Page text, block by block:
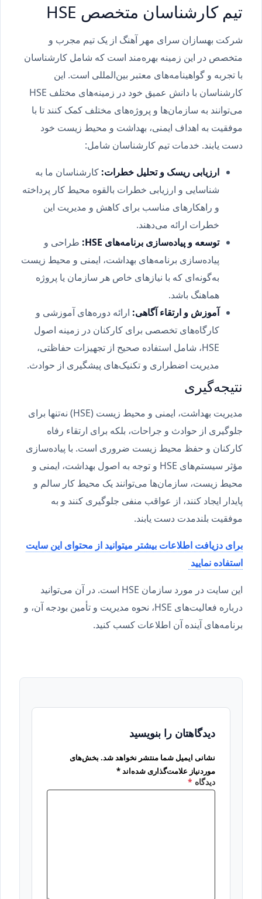
تیم کارشناسان متخصص HSE
شرکت بهسازان سرای مهر آهنگ از یک تیم مجرب و
متخصص در این زمینه بهره‌مند است که شامل کارشناسان
با تجربه و گواهینامه‌های معتبر بین‌المللی است. این
کارشناسان با دانش عمیق خود در زمینه‌های مختلف HSE
می‌توانند به سازمان‌ها و پروژه‌های مختلف کمک کنند تا با
موفقیت به اهداف ایمنی، بهداشت و محیط زیست خود
دست یابند. خدمات تیم کارشناسان شامل:
ارزیابی ریسک و تحلیل خطرات:کارشناسان ما به
شناسایی و ارزیابی خطرات بالقوه محیط کار پرداخته
و راهکارهای مناسب برای کاهش و مدیریت این
خطرات ارائه می‌دهند.
توسعه و پیاده‌سازی برنامه‌هایHSE:
طراحی و
پیاده‌سازی برنامه‌های بهداشت، ایمنی و محیط زیست
به‌گونه‌ای که با نیازهای خاص هر سازمان یا پروژه
هماهنگ باشد.
آموزش و ارتقاء آگاهی:ارائه دوره‌های آموزشی و
کارگاه‌های تخصصی برای کارکنان در زمینه اصول
HSE، شامل استفاده صحیح از تجهیزات حفاظتی،
مدیریت اضطراری و تکنیک‌های پیشگیری از حوادث.
نتیجه‌گیری
مدیریت بهداشت، ایمنی و محیط زیست (HSE) نه‌تنها برای
جلوگیری از حوادث و جراحات، بلکه برای ارتقاء رفاه
کارکنان و حفظ محیط زیست ضروری است. با پیاده‌سازی
مؤثر سیستم‌های HSE و توجه به اصول بهداشت، ایمنی و
محیط زیست، سازمان‌ها می‌توانند یک محیط کار سالم و
پایدار ایجاد کنند، از عواقب منفی جلوگیری کنند و به
موفقیت بلندمدت دست یابند.
برای دزیافت اطلاعات بیشتر میتوانید از محتوای این سایت
استفاده نمایید
این سایت در مورد سازمان HSE است. در آن می‌توانید
درباره فعالیت‌های HSE، نحوه مدیریت و تأمین بودجه آن، و
برنامه‌های آینده آن اطلاعات کسب کنید.
دیدگاهتان را بنویسید
نشانی ایمیل شما منتشر نخواهد شد. بخش‌های
موردنیاز علامت‌گذاری شده‌اند*
دیدگاه *